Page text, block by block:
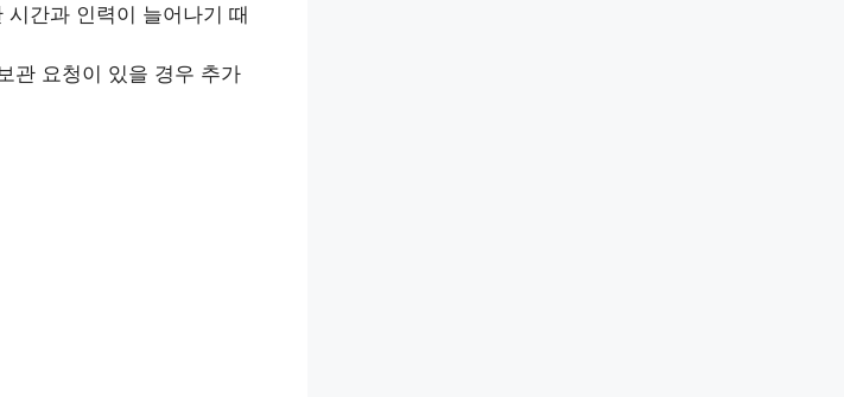
간과 인력이 늘어나기 때
관 요청이 있을 경우 추가